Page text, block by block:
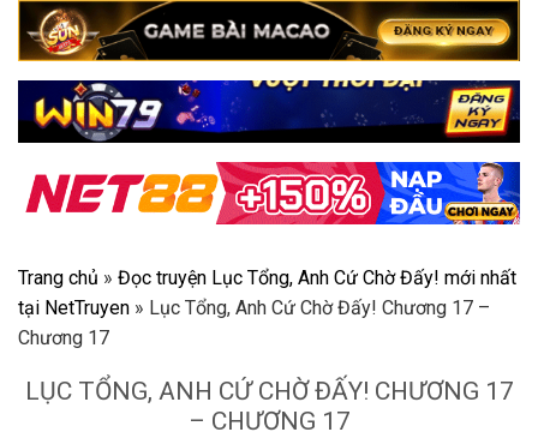
Trang chủ » Đọc truyện Lục Tổng, Anh Cứ Chờ Đấy! mới nhất
tại NetTruyen » Lục Tổng, Anh Cứ Chờ Đấy! Chương 17 –
Chương 17
LỤC TỔNG, ANH CỨ CHỜ ĐẤY! CHƯƠNG 17
– CHƯƠNG 17